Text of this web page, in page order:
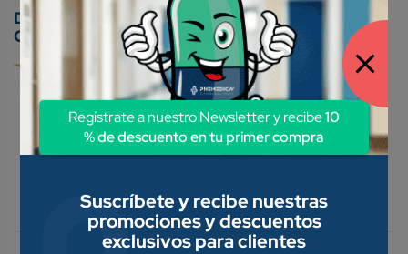
Conoce nuestros métodos de pago:
Valoraciones (0)
Suscríbete y recibe nuestras
promociones y descuentos
exclusivos para clientes
Regístrate a nuestro Newsletter y recibe10
% de descuento en tu primer compra